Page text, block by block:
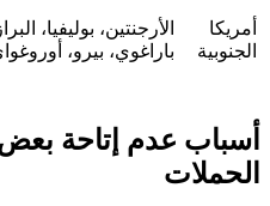
أمريكا
الجنوبية
الأرجنتين، بوليفيا،
باراغوي، بيرو،
أسباب عدم إتاحة بعض
الحملات